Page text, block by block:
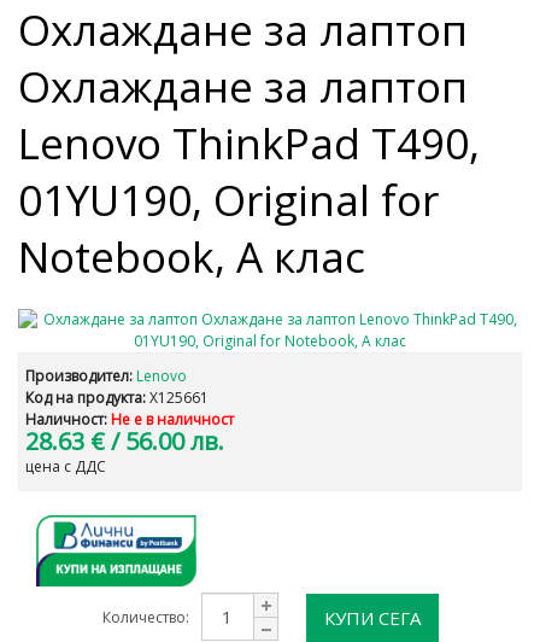
Охлаждане за лаптоп
Охлаждане за лаптоп
Lenovo ThinkPad T490,
01YU190, Original for
Notebook, A клас
Производител: Lenovo
Код на продукта:X125661
Наличност: Не е в наличност
28.63 €/ 56.00 лв.
цена с ДДС
Количество: КУПИ СЕГА